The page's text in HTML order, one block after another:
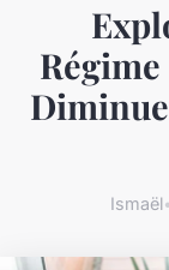
Ismaël•